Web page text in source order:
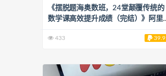
《摆脱题海奥数班，24堂颠覆传统的
数学课高效提升成绩（完结）》阿里
433 39.9